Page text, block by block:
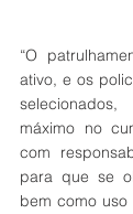
“O
ativo, e os
máximo no
com
para que se
bem como